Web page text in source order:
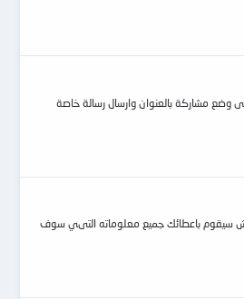
كي ارسلها له بالبريد الجوي او بالسعودية يرجى وضع مشاركة بالعنوان وارسال رسالة خاصة
سيقوم باعطائك جميع معلوماته التىي سوف